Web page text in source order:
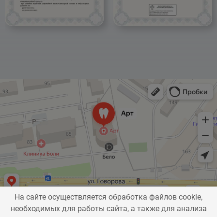
+74952041523
Заказать звонок
На сайте осуществляется обработка файлов cookie,
необходимых для работы сайта, а также для анализа